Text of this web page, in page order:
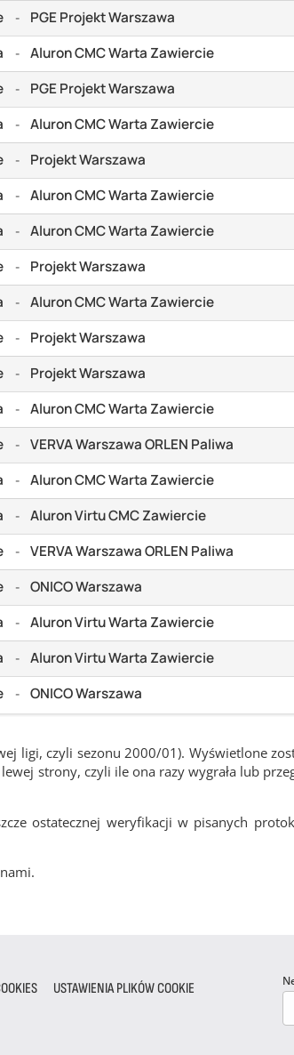
- PGE Projekt Warszawa
- Aluron CMC Warta Zawiercie
- PGE Projekt Warszawa
- Aluron CMC Warta Zawiercie
- Projekt Warszawa
- Aluron CMC Warta Zawiercie
- Aluron CMC Warta Zawiercie
- Projekt Warszawa
- Aluron CMC Warta Zawiercie
- Projekt Warszawa
- Projekt Warszawa
- Aluron CMC Warta Zawiercie
- VERVA Warszawa ORLEN Paliwa
- Aluron CMC Warta Zawiercie
- Aluron Virtu CMC Zawiercie
- VERVA Warszawa ORLEN Paliwa
- ONICO Warszawa
- Aluron Virtu Warta Zawiercie
- Aluron Virtu Warta Zawiercie
- ONICO Warszawa
ligi, czyli sezonu 2000/01). Wyświetlone
strony, czyli ile ona razy wygrała lub
ostatecznej weryfikacji w pisanych
USTAWIENIA PLIKÓW COOKIE